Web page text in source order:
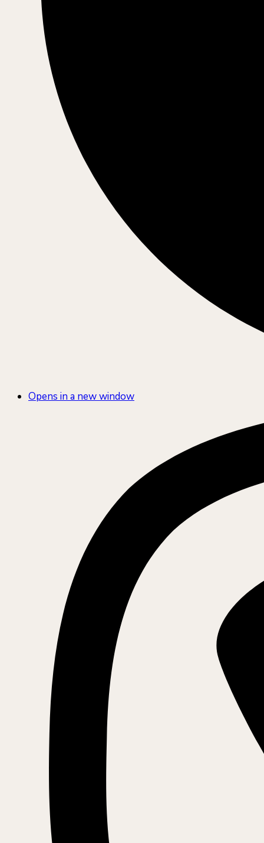
Opens in a new window